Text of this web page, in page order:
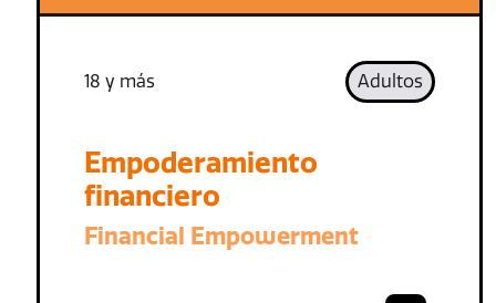
18 y más Adultos
Empoderamiento
financiero
Financial Empowerment